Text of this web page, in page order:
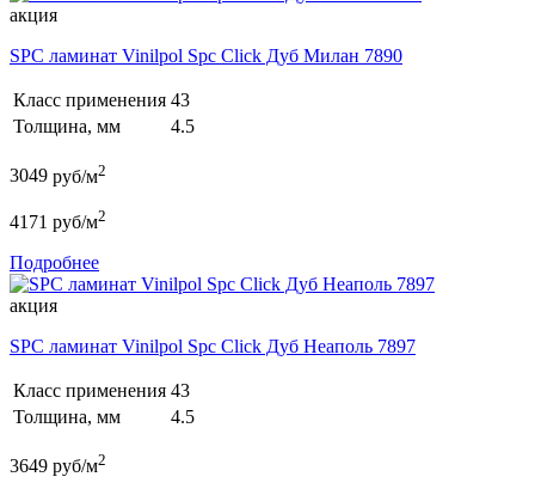
акция
SPC ламинат Vinilpol Spc Click Дуб Милан 7890
Класс применения 43
Толщина, мм
4.5
3049 руб/м2
4171 руб/м2
Подробнее
акция
SPC ламинат Vinilpol Spc Click Дуб Неаполь 7897
Класс применения 43
Толщина, мм
4.5
3649 руб/м2